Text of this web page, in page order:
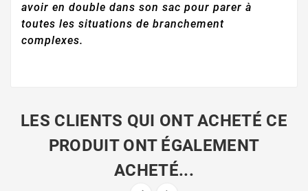
avoir en double dans son sac pour parer à
toutes les situations de branchement
complexes.
LES CLIENTS QUI ONT ACHETÉ CE
PRODUIT ONT ÉGALEMENT
ACHETÉ...